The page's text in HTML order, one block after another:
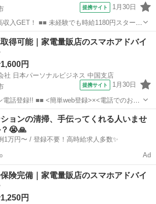
提携サイト 1月30日
入GET！ ■■ 未経験でも時給1180円スタート
社員登用制度もあるので、ゆくゆくは社員に
来社不要！カンタン電話登
長
得可能｜家電量販店のスマホアドバイ
円
社 日本パーソナルビジネス 中国支店
提携サイト 1月30日
電話登録!! ■■ <簡単web登録>×<電話でのお仕
仕事探しが可能です♪ 基本情報を入力したら
でOK★ 営業、ラウンダー、事務のお仕事も
ョンの清掃、手伝ってくれる人いませ
？😭🙏
日給例1万円〜 / 登録不要！高時給求人多数✨
Ad
険完備｜家電量販店のスマホアドバイ
円